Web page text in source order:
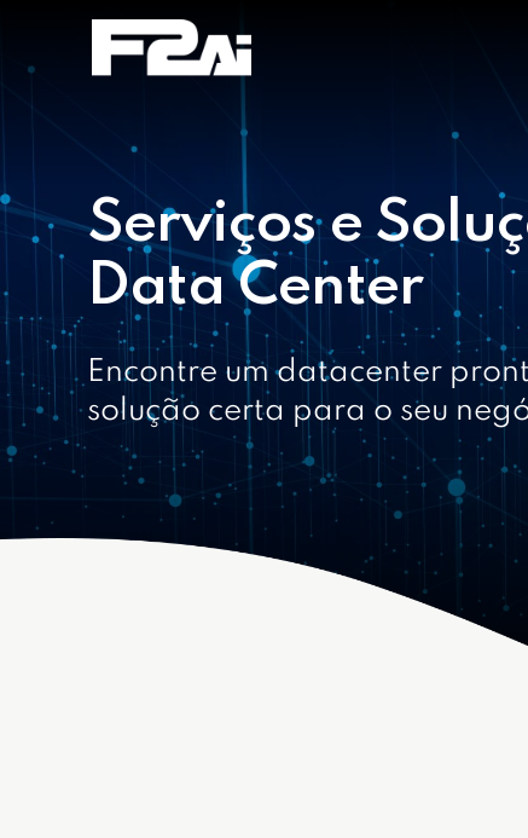
Serviços e
Data Center
Encontre um datacenter
solução certa para o seu